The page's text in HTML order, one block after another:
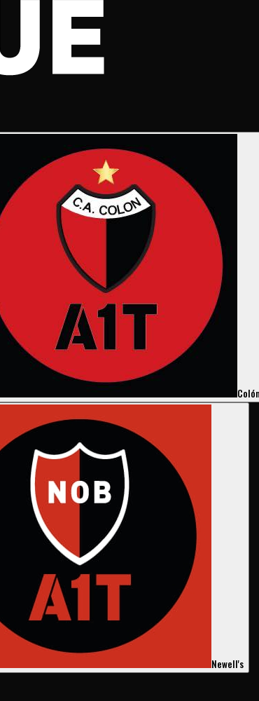
Newell's